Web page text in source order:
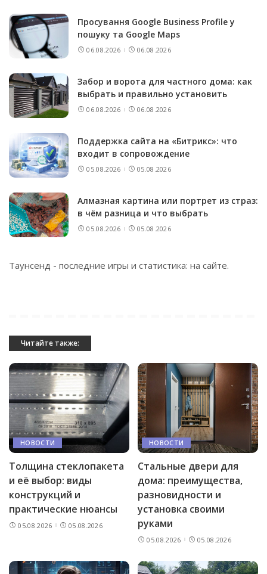
Просування Google Business Profile у
пошуку та Google Maps
06.08.2026 06.08.2026
Забор и ворота для частного дома: как
выбрать и правильно установить
06.08.2026 06.08.2026
Поддержка сайта на «Битрикс»: что
входит в сопровождение
05.08.2026 05.08.2026
Алмазная картина или портрет из страз:
в чём разница и что выбрать
05.08.2026 05.08.2026
Таунсенд - последние игры и статистика: на сайте.
Читайте также:
НОВОСТИ
Толщина стеклопакета
и её выбор: виды
конструкций и
практические нюансы
05.08.2026 05.08.2026
НОВОСТИ
Стальные двери для
дома: преимущества,
разновидности и
установка своими
руками
05.08.2026 05.08.2026